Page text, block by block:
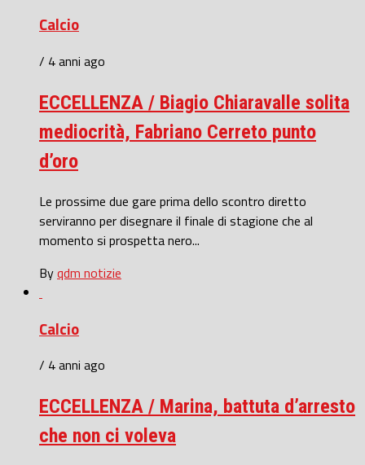
Calcio
/ 4 anni ago
ECCELLENZA / Biagio Chiaravalle solita
mediocrità, Fabriano Cerreto punto
d’oro
Le prossime due gare prima dello scontro diretto
serviranno per disegnare il finale di stagione che al
momento si prospetta nero...
Byqdm notizie
Calcio
/ 4 anni ago
ECCELLENZA / Marina, battuta d’arresto
che non ci voleva